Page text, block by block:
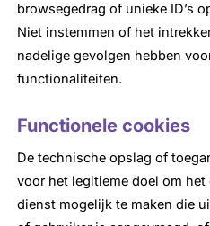
browsegedrag of unieke ID’s
Niet instemmen of het
nadelige gevolgen hebben
functionaliteiten.
Functionele cookies
De technische opslag of
voor het legitieme doel om
dienst mogelijk te maken die